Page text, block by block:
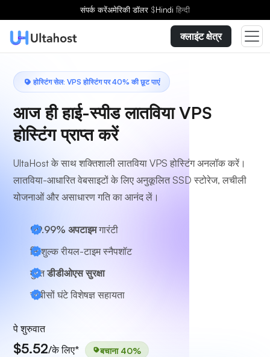
संपर्क करेंअमेरिकी डॉलर $Hindi हिन्दी
क्लाइंट क्षेत्र
होस्टिंग सेल: VPS होस्टिंग पर 40% की छूट पाएं
आज ही हाई-स्पीड लातविया VPS
होस्टिंग प्राप्त करें
UltaHost के साथ शक्तिशाली लातविया VPS होस्टिंग अनलॉक करें।
लातविया-आधारित वेबसाइटों के लिए अनुकूलित SSD स्टोरेज, लचीली
योजनाओं और असाधारण गति का आनंद लें।
99.99% अपटाइमगारंटी
निःशुल्क रीयल-टाइम स्नैपशॉट
मुफ़्तडीडीओएस सुरक्षा
चौबीसों घंटेविशेषज्ञ सहायता
पे शुरुवात
$5.52/के लिए* बचाना 40%